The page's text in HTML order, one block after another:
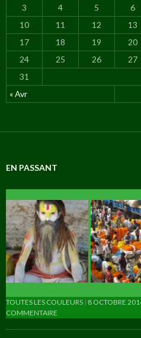
« Avr
3
4 5 6
10
11 12 13
17
18 19 20
24
25 26 27
31
EN PASSANT
TOUTES LES COULEURS 8 OCTOBRE
COMMENTAIRE